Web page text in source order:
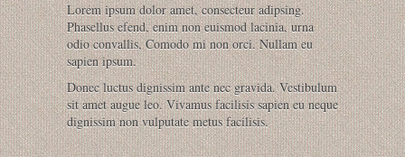
Lorem ipsum dolor amet, consecteur adipsing.
Phasellus efend, enim non euismod lacinia, urna
odio convallis, Comodo mi non orci. Nullam eu
sapien ipsum.
Donec luctus dignissim ante nec gravida. Vestibulum
sit amet augue leo. Vivamus facilisis sapien eu neque
dignissim non vulputate metus facilisis.